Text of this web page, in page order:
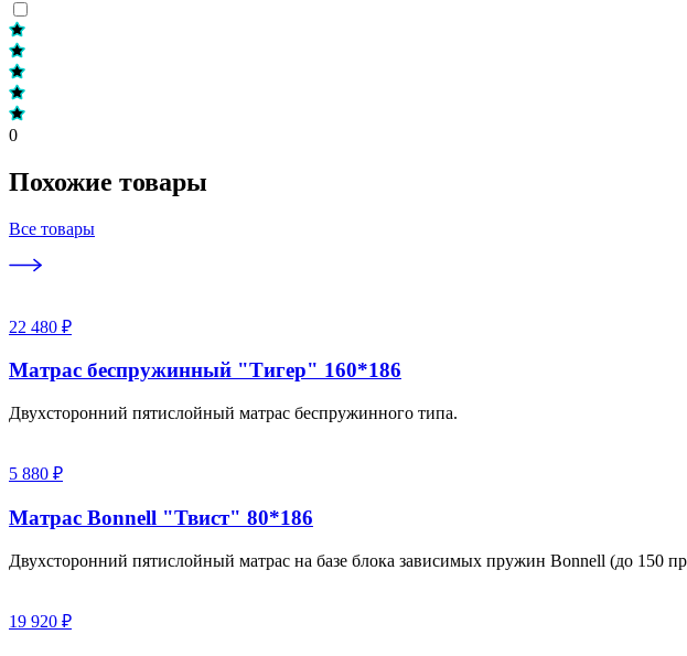
0
Похожие товары
Все товары
22 480 ₽
Матрас беспружинный "Тигер" 160*186
Двухсторонний пятислойный матрас беспружинного типа.
5 880 ₽
Матрас Bonnell "Твист" 80*186
Двухсторонний пятислойный матрас на базе блока зависимых пружин Bonnell (до 150
19 920 ₽